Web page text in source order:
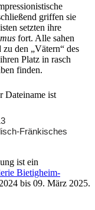
griffen sie
setzten ihre
fort. Alle sahen
den „Vätern“ des
Platz in rasch
finden.
Fränkisches
ist ein
Bietigheim-
bis 09. März 2025.